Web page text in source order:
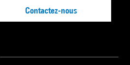
Contactez-nous